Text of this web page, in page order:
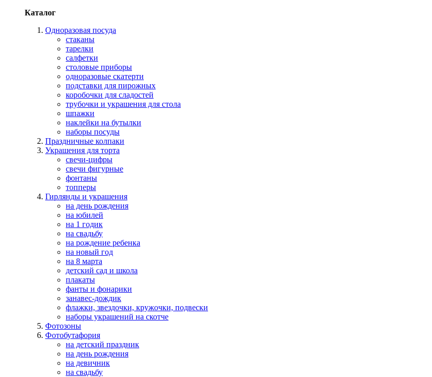
Каталог
Одноразовая посуда
стаканы
тарелки
салфетки
столовые приборы
одноразовые скатерти
подставки для пирожных
коробочки для сладостей
трубочки и украшения для стола
шпажки
наклейки на бутылки
наборы посуды
Праздничные колпаки
Украшения для торта
свечи-цифры
свечи фигурные
фонтаны
топперы
Гирлянды и украшения
на день рождения
на юбилей
на 1 годик
на свадьбу
на рождение ребенка
на новый год
на 8 марта
детский сад и школа
плакаты
фанты и фонарики
занавес-дождик
флажки, звездочки, кружочки, подвески
наборы украшений на скотче
Фотозоны
Фотобутафория
на детский праздник
на день рождения
на девичник
на свадьбу